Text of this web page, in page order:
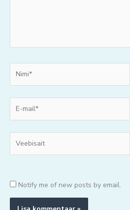
mail*
Notify me of new posts by email.